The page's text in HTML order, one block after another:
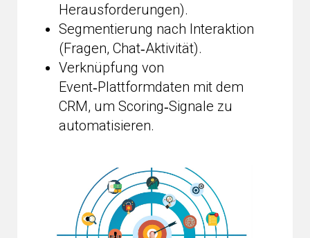
Herausforderungen).
Segmentierung nach Interaktion
(Fragen, Chat‑Aktivität).
Verknüpfung von
Event‑Plattformdaten mit dem
CRM, um Scoring‑Signale zu
automatisieren.